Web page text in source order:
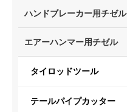
ハンドブレーカー用チゼル
エアーハンマー用チゼル
タイロッドツール
テールパイプカッター